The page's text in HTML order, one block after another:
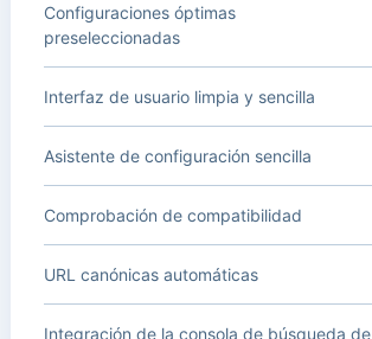
Configuraciones óptimas
preseleccionadas
Interfaz de usuario limpia y sencilla
Asistente de configuración sencilla
Comprobación de compatibilidad
URL canónicas automáticas
Integración de la consola de búsqueda de